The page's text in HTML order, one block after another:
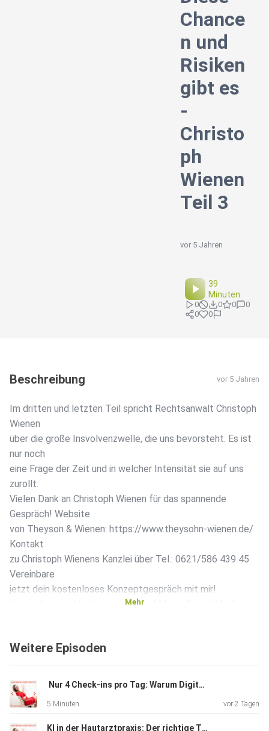
Chance
n und
Risiken
gibt es
-
Christo
ph
Wienen
Teil 3
vor 5 Jahren
39
Minuten
0 0 0
0
0
0
Beschreibung vor 5 Jahren
Im dritten und letzten Teil spricht Rechtsanwalt Christoph
Wienen
über die große Insvolvenzwelle, die uns bevorsteht. Es ist
nur noch
eine Frage der Zeit und in welcher Intensität sie auf uns
zurollt.
Vielen Dank an Christoph Wienen für das spannende
Gespräch! Website
von Theyson & Wienen: https://www.theysohn-wienen.de/
Kontakt
zu Christoph Wienens Kanzlei über Tel.: 0621/586 439 45
Vereinbare
jetzt dein kostenloses Konzeptgespräch mit mir!
https://konzept.katjaholzhey.com/ Meine Social Media
https://www.instagram.com/katjaholzhey
LinkedIn:
https://www.linkedin.com/in/katja-holzhey XING:
https://www.xing.com/profile/Katja_Holzhey Meine
Webseite:
Mehr
Weitere Episoden
️ Nur 4 Check-ins pro Tag: Warum Digitalisierung in der Arztpraxis nicht reicht
5 Minuten vor 2 Tagen
KI in der Hautarztpraxis: Der richtige Trigger spart Zeit